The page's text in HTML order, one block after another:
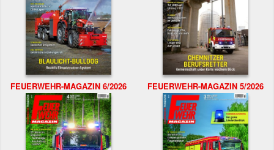
FEUERWEHR-MAGAZIN 6/2026 FEUERWEHR-MAGAZIN 5/2026